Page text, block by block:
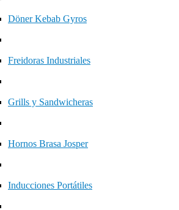
Döner Kebab Gyros
Freidoras Industriales
Grills y Sandwicheras
Hornos Brasa Josper
Inducciones Portátiles